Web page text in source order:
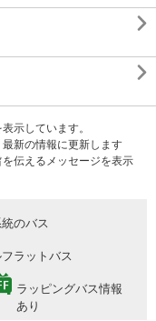


示しています。
新の情報に更新します
伝えるメッセージを表示
のバス
ラットバス
ラッピングバス情報
あり